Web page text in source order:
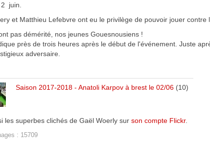
juin.
et Matthieu Lefebvre ont eu le privilège de pouvoir jouer contre
pas démérité, nos jeunes Gouesnousiens !
près de trois heures après le début de l'événement. Juste
adversaire.
Saison 2017-2018 - Anatoli Karpov à brest le 02/06 (10)
les superbes clichés de Gaël Woerly sur son compte Flickr.
: 15709